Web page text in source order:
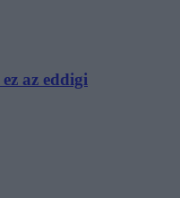
az eddigi